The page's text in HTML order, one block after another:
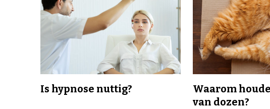
Is hypnose nuttig?
Waarom
van dozen?